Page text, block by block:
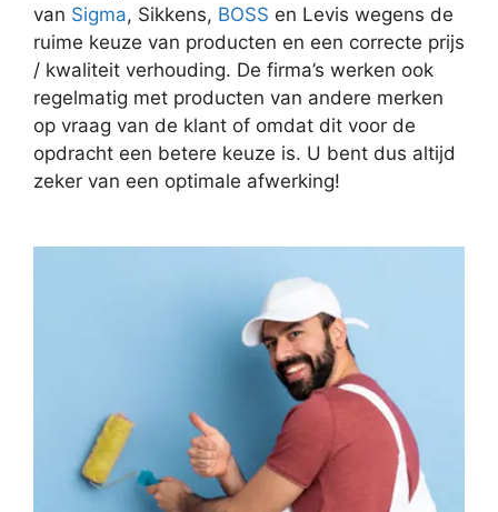
van Sigma, Sikkens, BOSS en Levis wegens de
ruime keuze van producten en een correcte prijs
/ kwaliteit verhouding. De firma’s werken ook
regelmatig met producten van andere merken
op vraag van de klant of omdat dit voor de
opdracht een betere keuze is. U bent dus altijd
zeker van een optimale afwerking!